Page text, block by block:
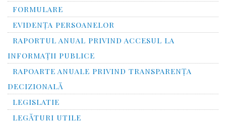
FORMULARE
EVIDENȚA PERSOANELOR
RAPORTUL ANUAL PRIVIND ACCESUL LA
INFORMAŢII PUBLICE
RAPOARTE ANUALE PRIVIND TRANSPARENŢA
DECIZIONALĂ
LEGISLATIE
LEGĂTURI UTILE